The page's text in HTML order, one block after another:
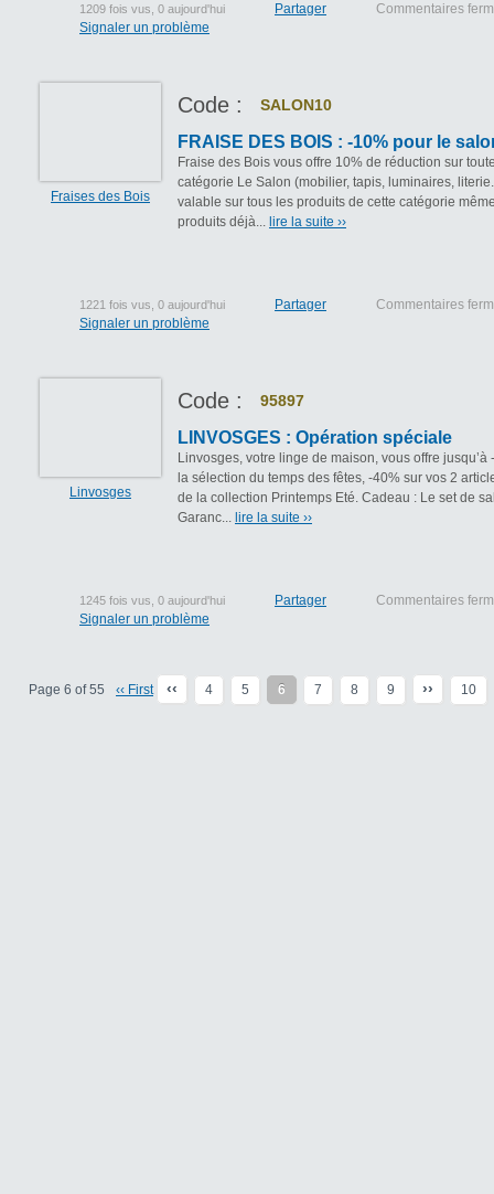
1209 fois vus, 0 aujourd'hui Partager
Commentaires
Signaler un problème
Fraises des Bois
Code : SALON10
FRAISE DES BOIS : -10% pour le
Fraise des Bois vous offre 10% de réduction sur
catégorie Le Salon (mobilier, tapis, luminaires,
valable sur tous les produits de cette catégorie
produits déjà... lire la suite ››
1221 fois vus, 0 aujourd'hui Partager
Commentaires
Signaler un problème
Linvosges
Code : 95897
LINVOSGES : Opération spéciale
Linvosges, votre linge de maison, vous offre jusqu’à
la sélection du temps des fêtes, -40% sur vos 2
de la collection Printemps Eté. Cadeau : Le set de
Garanc... lire la suite ››
1245 fois vus, 0 aujourd'hui Partager
Commentaires
Signaler un problème
Page 6 of 55 ‹‹ First ‹‹ 4 5 6 7 8 9 ›› 10